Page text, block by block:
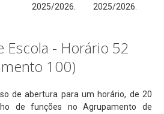
2025/2026.
2025/2026.
Escola - Horário 52
100)
de abertura para um horário, de 20
de funções no Agrupamento de